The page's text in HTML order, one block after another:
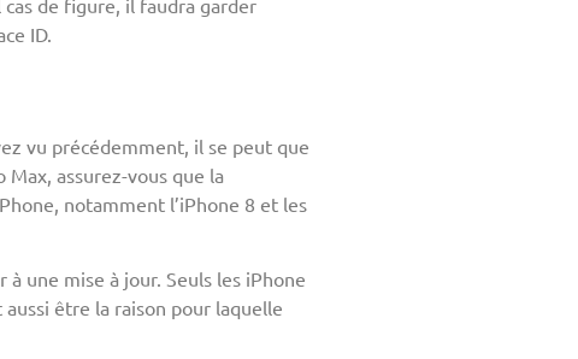
de figure, il faudra garder
ID.
vu précédemment, il se peut que
assurez-vous que la
notamment l’iPhone 8 et les
une mise à jour. Seuls les iPhone
être la raison pour laquelle